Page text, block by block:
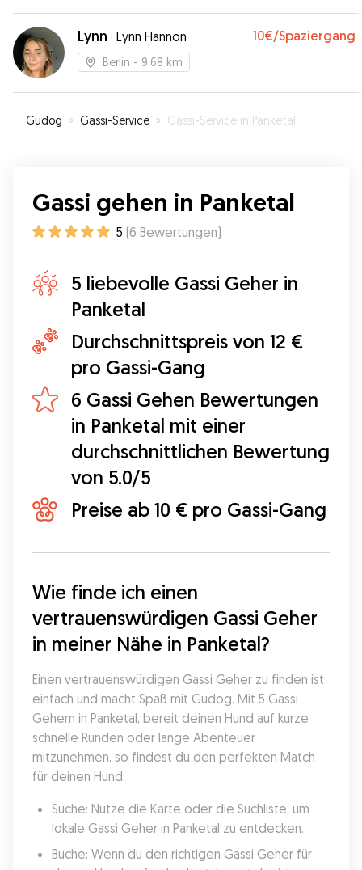
immer Updates bekommen. Wir waren voll und
ganz zufrieden. Sehr gern wieder!”
Lynn · Lynn Hannon 10€/Spaziergang
Berlin - 9.68 km
Gudog » Gassi-Service » Gassi-Service in Panketal
Gassi gehen in Panketal
5 (6 Bewertungen)
5 liebevolle Gassi Geher in
Panketal
Durchschnittspreis von 12 €
pro Gassi-Gang
6 Gassi Gehen Bewertungen
in Panketal mit einer
durchschnittlichen Bewertung
von 5.0/5
Preise ab 10 € pro Gassi-Gang
Wie finde ich einen
vertrauenswürdigen Gassi Geher
in meiner Nähe in Panketal?
Einen vertrauenswürdigen Gassi Geher zu finden ist
einfach und macht Spaß mit Gudog. Mit 5 Gassi
Gehern in Panketal, bereit deinen Hund auf kurze
schnelle Runden oder lange Abenteuer
mitzunehmen, so findest du den perfekten Match
für deinen Hund:
Suche: Nutze die Karte oder die Suchliste, um
lokale Gassi Geher in Panketal zu entdecken.
Buche: Wenn du den richtigen Gassi Geher für